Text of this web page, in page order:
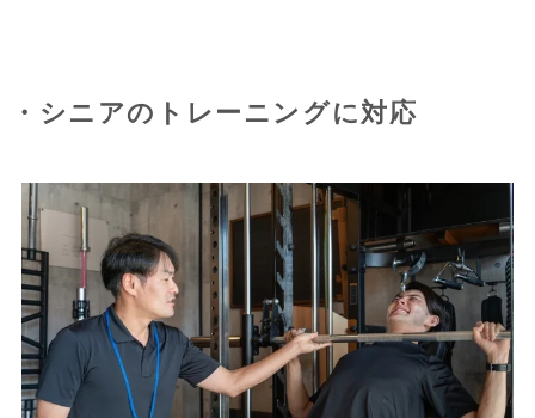
・シニアのトレーニングに対応